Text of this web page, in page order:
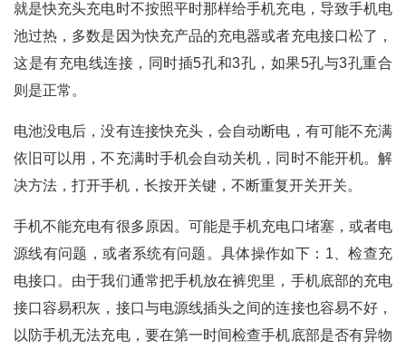
就是快充头充电时不按照平时那样给手机充电，导致手机电
池过热，多数是因为快充产品的充电器或者充电接口松了，
这是有充电线连接，同时插5孔和3孔，如果5孔与3孔重合
则是正常。
电池没电后，没有连接快充头，会自动断电，有可能不充满
依旧可以用，不充满时手机会自动关机，同时不能开机。解
决方法，打开手机，长按开关键，不断重复开关开关。
手机不能充电有很多原因。可能是手机充电口堵塞，或者电
源线有问题，或者系统有问题。具体操作如下：1、检查充
电接口。由于我们通常把手机放在裤兜里，手机底部的充电
接口容易积灰，接口与电源线插头之间的连接也容易不好，
以防手机无法充电，要在第一时间检查手机底部是否有异物